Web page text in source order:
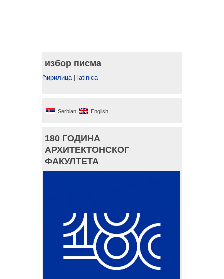
избор писма
ћирилица| latinica
Serbian English
180 ГОДИНА
АРХИТЕКТОНСКОГ
ФАКУЛТЕТА